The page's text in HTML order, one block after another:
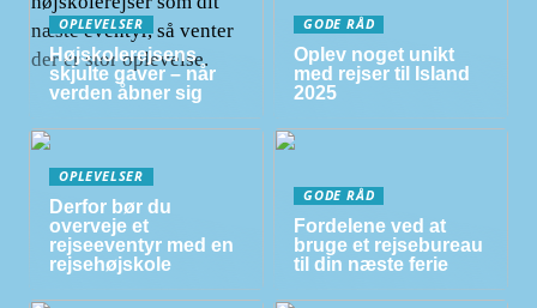
OPLEVELSER
Højskolerejsens
skjulte gaver – når
verden åbner sig
GODE RÅD
Oplev noget unikt
med rejser til Island
2025
OPLEVELSER
Derfor bør du
overveje et
rejseeventyr med en
rejsehøjskole
GODE RÅD
Fordelene ved at
bruge et rejsebureau
til din næste ferie